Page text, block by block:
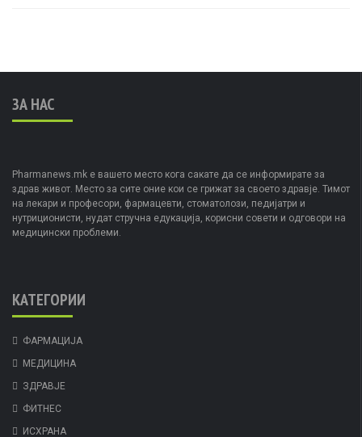
ЗА НАС
Pharmanews.mk е вашето место кога сакате да се информирате за
здрав живот. Место за сите оние кои се грижат за своето здравје. Тимот
на лекари и професори, фармацевти, стоматолози, педијатри и
нутриционисти, нудат стручна едукација, корисни совети и одговори на
медицински проблеми.
КАТЕГОРИИ
ФАРМАЦИЈА
МЕДИЦИНА
ЗДРАВЈЕ
ФИТНЕС
ИСХРАНА